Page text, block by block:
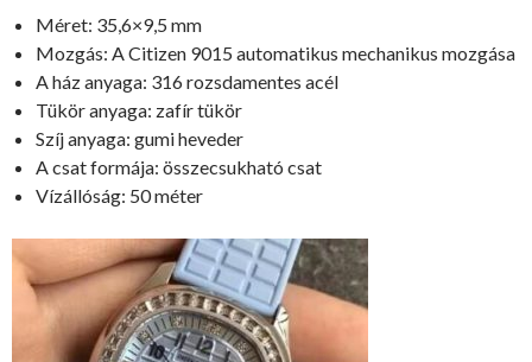
Méret: 35,6×9,5 mm
Mozgás: A Citizen 9015 automatikus mechanikus mozgása
A ház anyaga: 316 rozsdamentes acél
Tükör anyaga: zafír tükör
Szíj anyaga: gumi heveder
A csat formája: összecsukható csat
Vízállóság: 50 méter